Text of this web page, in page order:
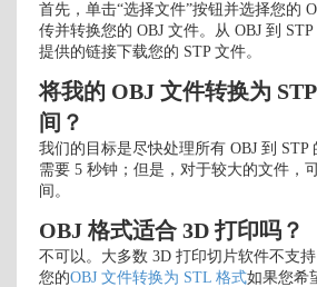
首先，单击“选择文件”按钮并选择您的
传并转换您的 OBJ 文件。从 OBJ 到
提供的链接下载您的 STP 文件。
将我的 OBJ 文件转换为
间？
我们的目标是尽快处理所有 OBJ 到 STP
需要 5 秒钟；但是，对于较大的文件，
间。
OBJ 格式适合 3D 打印吗？
不可以。大多数 3D 打印切片软件不支
您的OBJ 文件转换为 STL 格式如果您希